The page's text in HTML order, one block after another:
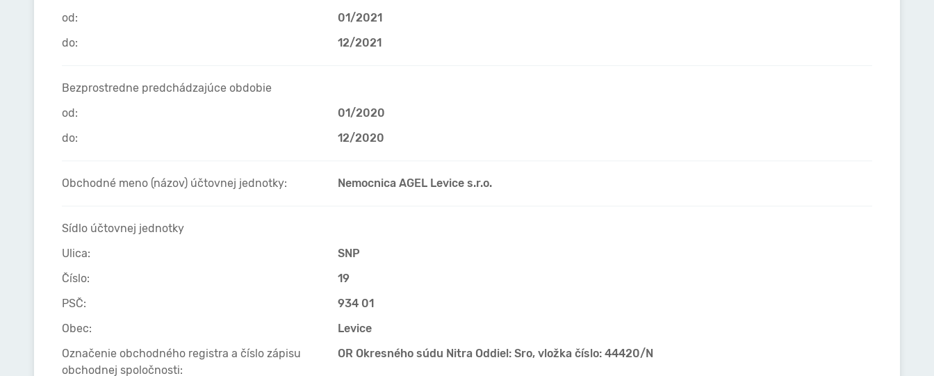
od:
01/2021
do:
12/2021
Bezprostredne predchádzajúce obdobie
od:
01/2020
do:
12/2020
Obchodné meno (názov) účtovnej jednotky: Nemocnica AGEL Levice s.r.o.
Sídlo účtovnej jednotky
Ulica:
SNP
Číslo:
19
PSČ:
934 01
Obec:
Levice
Označenie obchodného registra a číslo zápisu
obchodnej spoločnosti:
OR Okresného súdu Nitra Oddiel: Sro, vložka číslo: 44420/N